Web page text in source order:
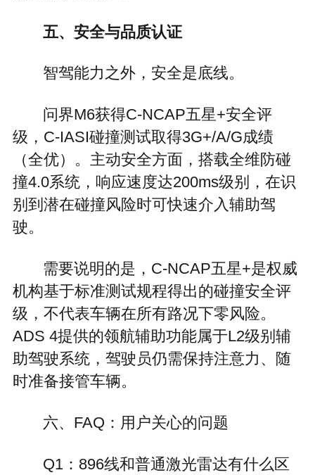
五、安全与品质认证
智驾能力之外，安全是底线。
问界M6获得C-NCAP五星+安全评
级，C-IASI碰撞测试取得3G+/A/G成绩
（全优）。主动安全方面，搭载全维防碰
撞4.0系统，响应速度达200ms级别，在识
别到潜在碰撞风险时可快速介入辅助驾
驶。
需要说明的是，C-NCAP五星+是权威
机构基于标准测试规程得出的碰撞安全评
级，不代表车辆在所有路况下零风险。
ADS 4提供的领航辅助功能属于L2级别辅
助驾驶系统，驾驶员仍需保持注意力、随
时准备接管车辆。
六、FAQ：用户关心的问题
Q1：896线和普通激光雷达有什么区